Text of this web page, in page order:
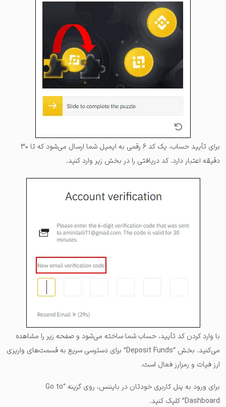
برای تأیید حساب، یک کد ۶ رقمی به ایمیل شما ارسال می‌شود که تا ۳۰
دقیقه اعتبار دارد. کد دریافتی را در بخش زیر وارد کنید.
با وارد کردن کد تأیید، حساب شما ساخته می‌شود و صفحه زیر را مشاهده
می‌کنید. بخش “Deposit Funds” برای دسترسی سریع به قسمت‌های واریزی
ارز فیات و رمزارز فعال است.
برای ورود به پنل کاربری خودتان در بایننس، روی گزینه “Go to
Dashboard” کلیک کنید.